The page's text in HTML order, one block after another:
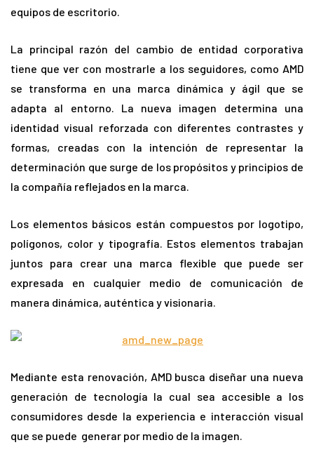
equipos de escritorio.
La principal razón del cambio de entidad corporativa
tiene que ver con mostrarle a los seguidores, como AMD
se transforma en una marca dinámica y ágil que se
adapta al entorno. La nueva imagen determina una
identidad visual reforzada con diferentes contrastes y
formas, creadas con la intención de representar la
determinación que surge de los propósitos y principios de
la compañía reflejados en la marca.
Los elementos básicos están compuestos por logotipo,
polígonos, color y tipografía. Estos elementos trabajan
juntos para crear una marca flexible que puede ser
expresada en cualquier medio de comunicación de
manera dinámica, auténtica y visionaria.
Mediante esta renovación, AMD busca diseñar una nueva
generación de tecnología la cual sea accesible a los
consumidores desde la experiencia e interacción visual
que se puede generar por medio de la imagen.